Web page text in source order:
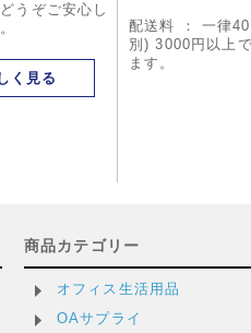
うぞご安心し
く見る
配送料 ： 一律
別) 3000円以上
ます。
商品カテゴリー
オフィス生活用品
OAサプライ